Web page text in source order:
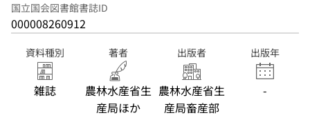
国立国会図書館書誌ID
000008260912
資料種別
雑誌
著者
農林水産省生
産局ほか
出版者
農林水産省生
産局畜産部
出版年
-